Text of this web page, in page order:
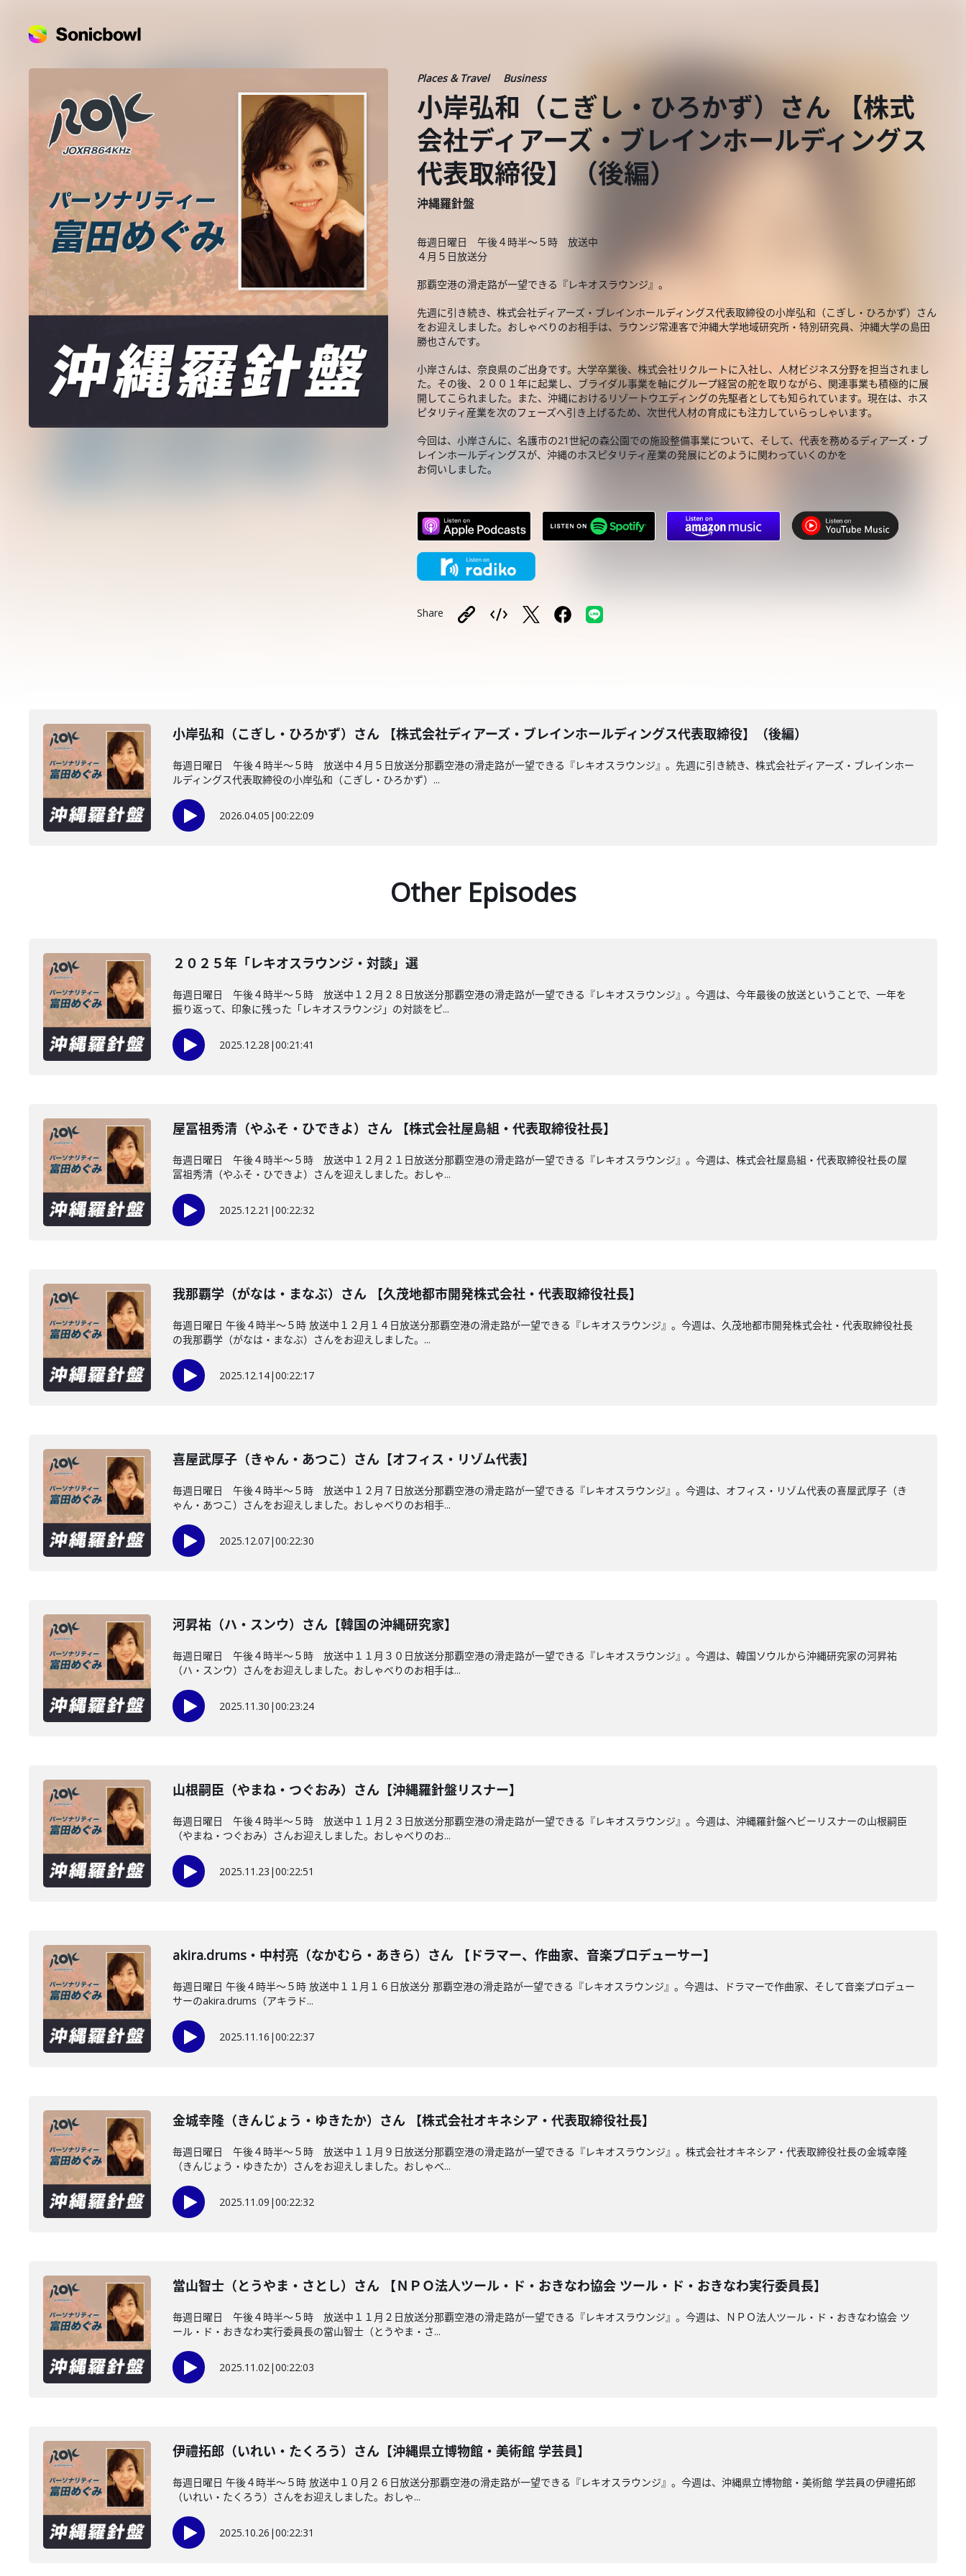
Places & Travel Business
小岸弘和（こぎし・ひろかず）さん 【株式
会社ディアーズ・ブレインホールディングス
代表取締役】（後編）
沖縄羅針盤
毎週日曜日 午後４時半～５時 放送中
４月５日放送分
那覇空港の滑走路が一望できる『レキオスラウンジ』。
先週に引き続き、株式会社ディアーズ・ブレインホールディングス代表取締役の小岸弘和（こぎし・ひろかず）さん
をお迎えしました。おしゃべりのお相手は、ラウンジ常連客で沖縄大学地域研究所・特別研究員、沖縄大学の島田
勝也さんです。
小岸さんは、奈良県のご出身です。大学卒業後、株式会社リクルートに入社し、人材ビジネス分野を担当されまし
た。その後、２００１年に起業し、ブライダル事業を軸にグループ経営の舵を取りながら、関連事業も積極的に展
開してこられました。また、沖縄におけるリゾートウエディングの先駆者としても知られています。現在は、ホス
ピタリティ産業を次のフェーズへ引き上げるため、次世代人材の育成にも注力していらっしゃいます。
今回は、小岸さんに、名護市の21世紀の森公園での施設整備事業について、そして、代表を務めるディアーズ・ブ
レインホールディングスが、沖縄のホスピタリティ産業の発展にどのように関わっていくのかを
お伺いしました。
Share
小岸弘和（こぎし・ひろかず）さん 【株式会社ディアーズ・ブレインホールディングス代表取締役】（後編）
毎週日曜日 午後４時半～５時 放送中４月５日放送分那覇空港の滑走路が一望できる『レキオスラウンジ』。先週に引き続き、株式会社ディアーズ・ブレインホー
ルディングス代表取締役の小岸弘和（こぎし・ひろかず）...
2026.04.05 |00:22:09
Other Episodes
２０２５年「レキオスラウンジ・対談」選
毎週日曜日 午後４時半～５時 放送中１２月２８日放送分那覇空港の滑走路が一望できる『レキオスラウンジ』。今週は、今年最後の放送ということで、一年を
振り返って、印象に残った「レキオスラウンジ」の対談をピ...
2025.12.28 |00:21:41
屋冨祖秀清（やふそ・ひできよ）さん 【株式会社屋島組・代表取締役社長】
毎週日曜日 午後４時半～５時 放送中１２月２１日放送分那覇空港の滑走路が一望できる『レキオスラウンジ』。今週は、株式会社屋島組・代表取締役社長の屋
冨祖秀清（やふそ・ひできよ）さんを迎えしました。おしゃ...
2025.12.21 |00:22:32
我那覇学（がなは・まなぶ）さん 【久茂地都市開発株式会社・代表取締役社長】
毎週日曜日 午後４時半～５時 放送中１２月１４日放送分那覇空港の滑走路が一望できる『レキオスラウンジ』。今週は、久茂地都市開発株式会社・代表取締役社長
の我那覇学（がなは・まなぶ）さんをお迎えしました。...
2025.12.14|00:22:17
喜屋武厚子（きゃん・あつこ）さん【オフィス・リゾム代表】
毎週日曜日 午後４時半～５時 放送中１２月７日放送分那覇空港の滑走路が一望できる『レキオスラウンジ』。今週は、オフィス・リゾム代表の喜屋武厚子（き
ゃん・あつこ）さんをお迎えしました。おしゃべりのお相手...
2025.12.07|00:22:30
河昇祐（ハ・スンウ）さん【韓国の沖縄研究家】
毎週日曜日 午後４時半～５時 放送中１１月３０日放送分那覇空港の滑走路が一望できる『レキオスラウンジ』。今週は、韓国ソウルから沖縄研究家の河昇祐
（ハ・スンウ）さんをお迎えしました。おしゃべりのお相手は...
2025.11.30 |00:23:24
山根嗣臣（やまね・つぐおみ）さん【沖縄羅針盤リスナー】
毎週日曜日 午後４時半～５時 放送中１１月２３日放送分那覇空港の滑走路が一望できる『レキオスラウンジ』。今週は、沖縄羅針盤ヘビーリスナーの山根嗣臣
（やまね・つぐおみ）さんお迎えしました。おしゃべりのお...
2025.11.23 |00:22:51
akira.drums・中村亮（なかむら・あきら）さん 【ドラマー、作曲家、音楽プロデューサー】
毎週日曜日 午後４時半～５時 放送中１１月１６日放送分 那覇空港の滑走路が一望できる『レキオスラウンジ』。今週は、ドラマーで作曲家、そして音楽プロデュー
サーのakira.drums（アキラド...
2025.11.16 |00:22:37
金城幸隆（きんじょう・ゆきたか）さん 【株式会社オキネシア・代表取締役社長】
毎週日曜日 午後４時半～５時 放送中１１月９日放送分那覇空港の滑走路が一望できる『レキオスラウンジ』。株式会社オキネシア・代表取締役社長の金城幸隆
（きんじょう・ゆきたか）さんをお迎えしました。おしゃべ...
2025.11.09 |00:22:32
當山智士（とうやま・さとし）さん 【ＮＰＯ法人ツール・ド・おきなわ協会 ツール・ド・おきなわ実行委員長】
毎週日曜日 午後４時半～５時 放送中１１月２日放送分那覇空港の滑走路が一望できる『レキオスラウンジ』。今週は、ＮＰＯ法人ツール・ド・おきなわ協会 ツ
ール・ド・おきなわ実行委員長の當山智士（とうやま・さ...
2025.11.02|00:22:03
伊禮拓郎（いれい・たくろう）さん【沖縄県立博物館・美術館 学芸員】
毎週日曜日 午後４時半～５時 放送中１０月２６日放送分那覇空港の滑走路が一望できる『レキオスラウンジ』。今週は、沖縄県立博物館・美術館 学芸員の伊禮拓郎
（いれい・たくろう）さんをお迎えしました。おしゃ...
2025.10.26 |00:22:31